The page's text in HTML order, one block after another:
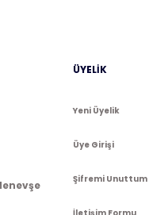
ÜYELİK
Yeni Üyelik
Üye Girişi
Şifremi Unuttum